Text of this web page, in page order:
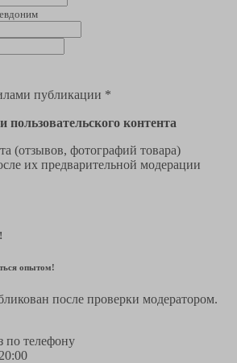
публикации *
контента
(отзывов, фотографий товара)
их предварительной модерации
опытом!
после проверки модератором.
по телефону